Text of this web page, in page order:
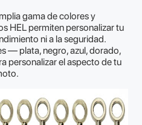
gama de colores y
HEL permiten personalizar tu
ni a la seguridad.
— plata, negro, azul, dorado,
personalizar el aspecto de tu